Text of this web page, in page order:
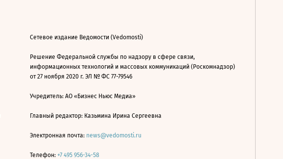
Сетевое издание Ведомости (Vedomosti)
Решение Федеральной службы по надзору в сфере связи,
информационных технологий и массовых коммуникаций (Роскомнадзор)
от 27 ноября 2020 г. ЭЛ № ФС 77-79546
Учредитель: АО «Бизнес Ньюс Медиа»
Главный редактор: Казьмина Ирина Сергеевна
Электронная почта: news@vedomosti.ru
Телефон: +7 495 956-34-58